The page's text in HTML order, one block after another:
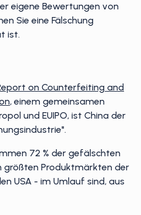
eigene Bewertungen von
Sie eine Fälschung
ist.
on Counterfeiting and
, einem gemeinsamen
und EUIPO, ist China der
72 % der gefälschten
größten Produktmärkten der
USA - im Umlauf sind, aus